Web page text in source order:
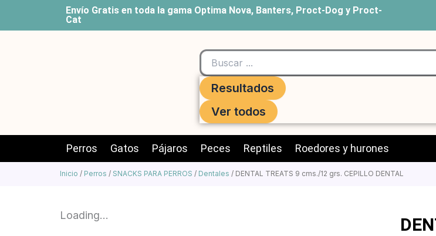
Envío Gratis en toda la gama Optima Nova, Banters, Proct-Dog y Proct-
Cat
Search
Resultados
Ver todos
Perros Gatos Pájaros Peces Reptiles Roedores y hurones
Inicio / Perros / SNACKS PARA PERROS / Dentales / DENTAL TREATS 9 cms./12 grs. CEPILLO DENTAL
Loading...